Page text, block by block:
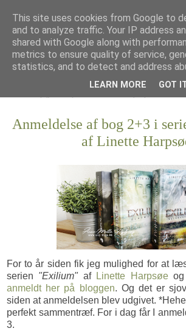
Anmeldelse af bog 2+3 i
af Linette
For to år siden fik jeg mulighed for at
serien "Exilium"af Linette Harpsøeog
anmeldt her på bloggen. Og det er
siden at anmeldelsen blev udgivet.
perfekt sammentræf. For i dag får I
3.
This site uses cookies from Google to
and to analyze traffic. Your IP address
shared with Google along with
metrics to ensure quality of service,
statistics, and to detect and address
LEARN MORE GOT